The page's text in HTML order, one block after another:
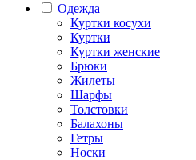
Одежда
Куртки косухи
Куртки
Куртки женские
Брюки
Жилеты
Шарфы
Толстовки
Балахоны
Гетры
Носки